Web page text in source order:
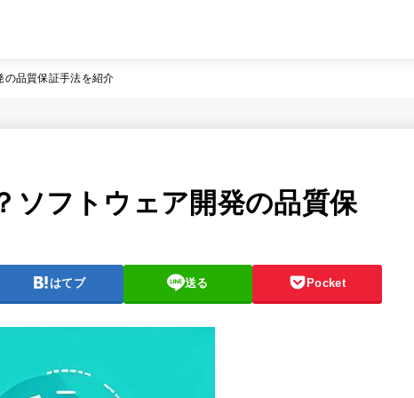
の品質保証手法を紹介
ソフトウェア開発の品質保
はてブ 送る Pocket